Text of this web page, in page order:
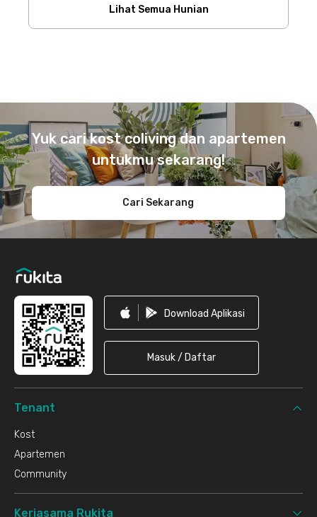
Lihat Semua Hunian
Yuk cari kost coliving dan apartemen
untukmu sekarang!
Cari Sekarang
Download Aplikasi
Masuk / Daftar
Tenant
Kost
Apartemen
Community
Kerjasama Rukita